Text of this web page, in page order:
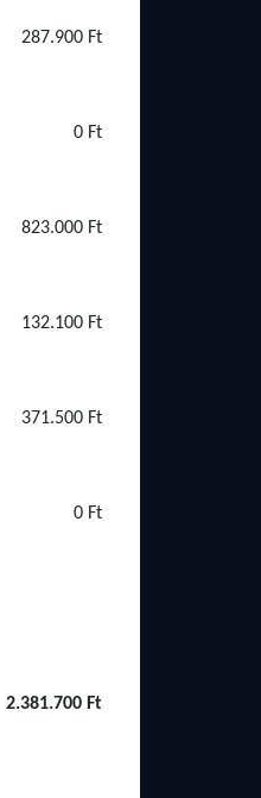
287.900 Ft
0 Ft
823.000 Ft
132.100 Ft
371.500 Ft
0 Ft
2.381.700 Ft